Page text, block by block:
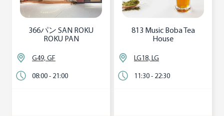
366パン SAN ROKU
ROKU PAN
G49, GF
08:00 - 21:00
813 Music Boba Tea
House
LG18, LG
11:30 - 22:30